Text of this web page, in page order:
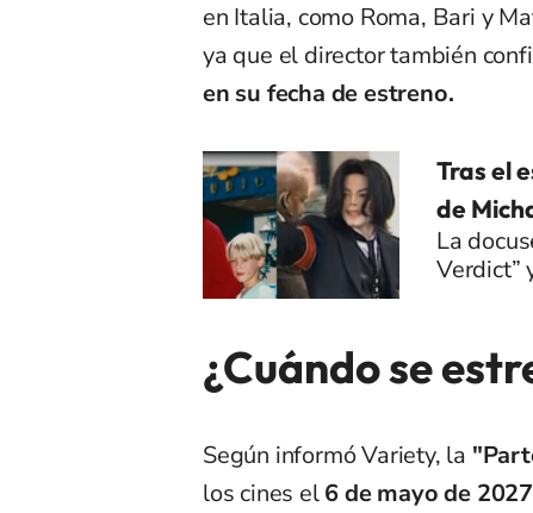
en Italia, como Roma, Bari y
ya que el director también
en su fecha de estreno.
Tras el
de
La
Verdict”
¿Cuándo se
Según informó Variety, la
los cines el6 de mayo de 2027